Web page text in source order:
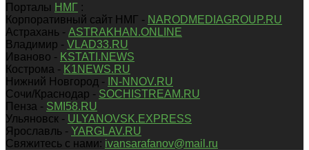
Порталы НМГ :
Корпоративный сайт НМГ - NARODMEDIAGROUP.RU
Астрахань - ASTRAKHAN.ONLINE
Владимир - VLAD33.RU
Иваново - KSTATI.NEWS
Кострома - K1NEWS.RU
Нижний Новгород -
IN-NNOV.RU
Сочи/Краснодар - SOCHISTREAM.RU
Пенза - SMI58.RU
Ульяновск - ULYANOVSK.EXPRESS
Ярославль - YARGLAV.RU
Свяжитесь с нами: ivansarafanov@mail.ru